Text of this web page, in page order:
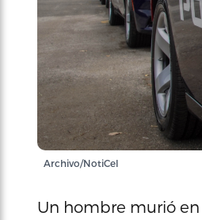
Archivo/NotiCel
Un hombre murió